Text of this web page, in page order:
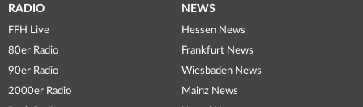
RADIO
FFH Live
80er Radio
90er Radio
2000er Radio
NEWS
Hessen News
Frankfurt News
Wiesbaden News
Mainz News